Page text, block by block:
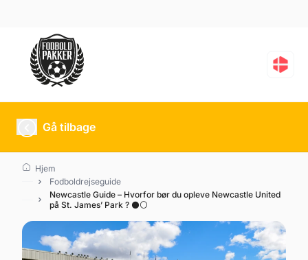
Gå tilbage
Hjem
Fodboldrejseguide
Newcastle Guide – Hvorfor bør du opleve Newcastle United
på St. James’ Park ? ⚫⚪